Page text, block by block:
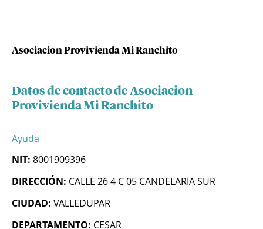
Asociacion Provivienda Mi Ranchito
Datos de contacto de Asociacion
Provivienda Mi Ranchito
Ayuda
NIT: 8001909396
DIRECCIÓN: CALLE 26 4 C 05 CANDELARIA SUR
CIUDAD: VALLEDUPAR
DEPARTAMENTO: CESAR